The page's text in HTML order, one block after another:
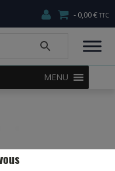
0,00 €
MENU